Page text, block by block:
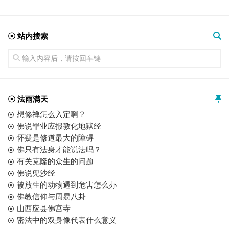
☉ 站内搜索
☉ 法雨满天
想修禅怎么入定啊？
佛说罪业应报教化地狱经
怀疑是修道最大的障碍
佛只有法身才能说法吗？
有关克隆的众生的问题
佛说兜沙经
被放生的动物遇到危害怎么办
佛教信仰与周易八卦
山西应县佛宫寺
密法中的双身像代表什么意义